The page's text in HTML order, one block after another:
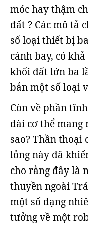
móc hay thậm
đất ? Các mô tả
số loại thiết bị
cánh bay, có
khối đất lớn ba
bắn một số loại
Còn về phần
dài cơ thể mang
sao? Thần thoại
lỏng này đã
cho rằng đây là
thuyền ngoài
một số dạng
tưởng về một